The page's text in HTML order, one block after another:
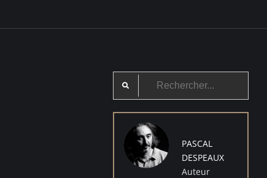
Search
PASCAL
DESPEAUX
Auteur